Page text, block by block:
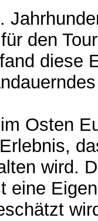
den
diese
Osten
wird.
eine